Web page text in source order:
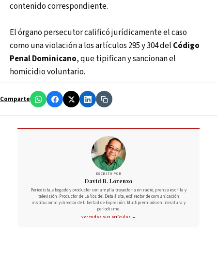
contenido correspondiente.
El órgano persecutor calificó jurídicamente el caso
como una violación a los artículos 295 y 304 del Código
Penal Dominicano, que tipifican y sancionan el
homicidio voluntario.
Comparte
ESCRITO POR
David R. Lorenzo
Periodista, abogado y productor con amplia trayectoria en radio, prensa escrita y
televisión. Productor de La Voz del Detallista, exdirector de comunicación
institucional y director de Libertad de Expresión. Multipremiado en literatura y
periodismo.
Ver todos sus artículos →